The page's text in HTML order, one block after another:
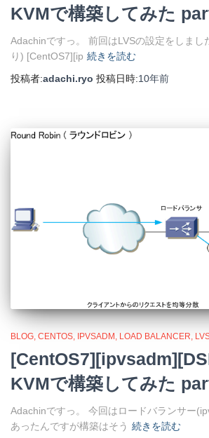
KVMで構築してみた
Adachinですっ。 前回はLVSの設定をしまし
り) [CentOS7][ip 続きを読む
投稿者:adachi.ryo 投稿日時:10年前
BLOG CENTOS IPVSADM LOAD BALANCER
KVMで構築してみた
Adachinですっ。 今回はロードバランサー
あったんですが構築はそう 続きを読む